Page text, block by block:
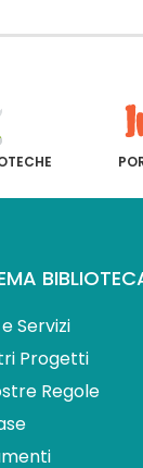
Servizi
Progetti
Regole